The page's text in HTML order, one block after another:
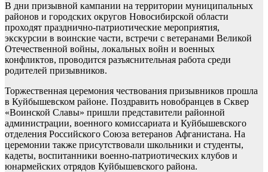
В дни призывной кампании на территории муниципальных
районов и городских округов Новосибирской области
проходят празднично-патриотические мероприятия,
экскурсии в воинские части, встречи с ветеранами Великой
Отечественной войны, локальных войн и военных
конфликтов, проводится разъяснительная работа среди
родителей призывников.
Торжественная церемония чествования призывников прошла
в Куйбышевском районе. Поздравить новобранцев в Сквер
«Воинской Славы» пришли представители районной
администрации, военного комиссариата и Куйбышевского
отделения Российского Союза ветеранов Афганистана. На
церемонии также присутствовали школьники и студенты,
кадеты, воспитанники военно-патриотических клубов и
юнармейских отрядов Куйбышевского района.